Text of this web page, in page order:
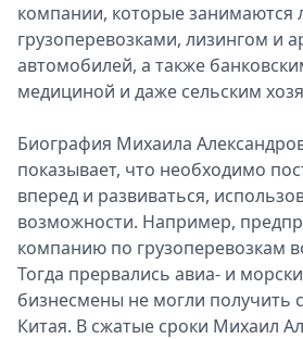
компании, которые занимаются
грузоперевозками, лизингом и
автомобилей, а также
медициной и даже сельским
Биография Михаила
показывает, что необходимо
вперед и развиваться,
возможности. Например,
компанию по грузоперевозкам
Тогда прервались авиа- и
бизнесмены не могли получить
Китая. В сжатые сроки Михаил